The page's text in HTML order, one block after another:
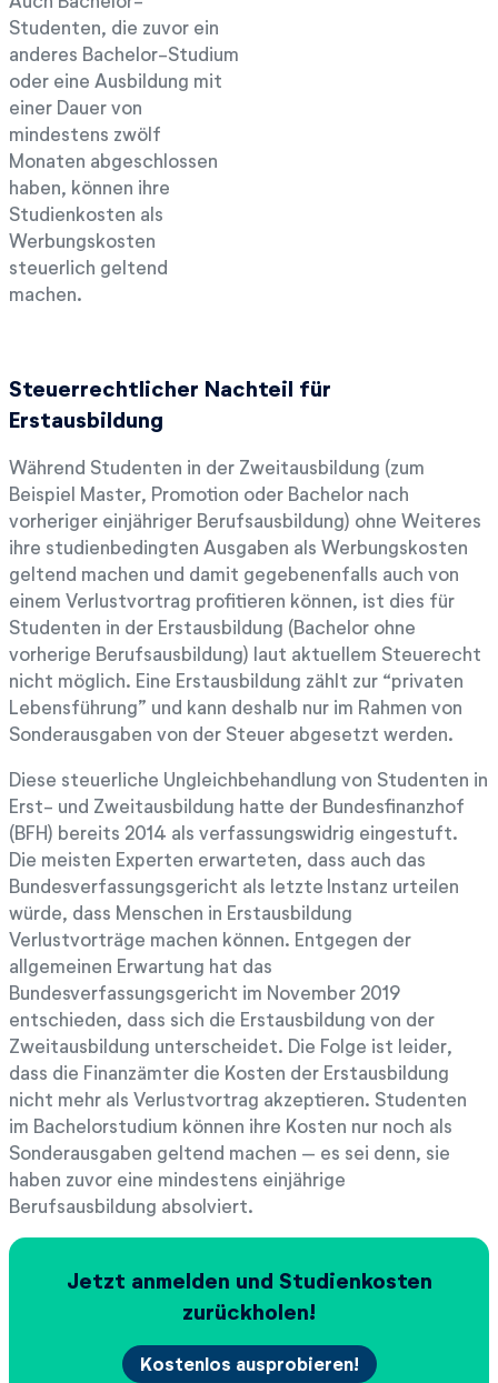
Studenten, die zuvor ein
anderes Bachelor-Studium
oder eine Ausbildung mit
einer Dauer von
mindestens zwölf
Monaten abgeschlossen
haben, können ihre
Studienkosten als
Werbungskosten
steuerlich geltend
machen.
Steuerrechtlicher Nachteil für
Erstausbildung
Während Studenten in der Zweitausbildung (zum
Beispiel Master, Promotion oder Bachelor nach
vorheriger einjähriger Berufsausbildung) ohne Weiteres
ihre studienbedingten Ausgaben als Werbungskosten
geltend machen und damit gegebenenfalls auch von
einem Verlustvortrag profitieren können, ist dies für
Studenten in der Erstausbildung (Bachelor ohne
vorherige Berufsausbildung) laut aktuellem Steuerecht
nicht möglich. Eine Erstausbildung zählt zur “privaten
Lebensführung” und kann deshalb nur im Rahmen von
Sonderausgaben von der Steuer abgesetzt werden.
Diese steuerliche Ungleichbehandlung von Studenten in
Erst- und Zweitausbildung hatte der Bundesfinanzhof
(BFH) bereits 2014 als verfassungswidrig eingestuft.
Die meisten Experten erwarteten, dass auch das
Bundesverfassungsgericht als letzte Instanz urteilen
würde, dass Menschen in Erstausbildung
Verlustvorträge machen können. Entgegen der
allgemeinen Erwartung hat das
Bundesverfassungsgericht im November 2019
entschieden, dass sich die Erstausbildung von der
Zweitausbildung unterscheidet. Die Folge ist leider,
dass die Finanzämter die Kosten der Erstausbildung
nicht mehr als Verlustvortrag akzeptieren. Studenten
im Bachelorstudium können ihre Kosten nur noch als
Sonderausgaben geltend machen – es sei denn, sie
haben zuvor eine mindestens einjährige
Berufsausbildung absolviert.
Jetzt anmelden und Studienkosten
zurückholen!
Kostenlos ausprobieren!